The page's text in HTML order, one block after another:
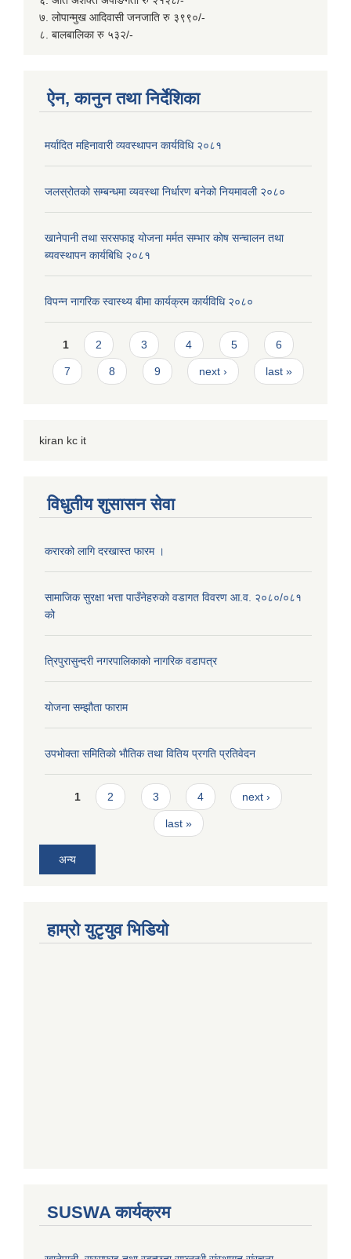
७. लोपान्मुख आदिवासी जनजाति रु ३९९०/-
८. बालबालिका रु ५३२/-
ऐन, कानुन तथा निर्देशिका
मर्यादित महिनावारी व्यवस्थापन कार्यविधि २०८१
जलस्रोतको सम्बन्धमा व्यवस्था निर्धारण बनेको नियमावली २०८०
खानेपानी तथा सरसफाइ योजना मर्मत सम्भार कोष सन्चालन तथा
ब्यवस्थापन कार्यबिधि २०८१
विपन्न नागरिक स्वास्थ्य बीमा कार्यक्रम कार्यविधि २०८०
Pages
1 2 3 4 5 6
7 8 9 next › last »
kiran kc it
विधुतीय शुसासन सेवा
करारको लागि दरखास्त फारम ।
सामाजिक सुरक्षा भत्ता पाउँनेहरुको वडागत विवरण आ.व. २०८०/०८१
को
त्रिपुरासुन्दरी नगरपालिकाको नागरिक वडापत्र
याेजना सम्झौता फाराम
उपभाेक्ता समितिकाे भाैतिक तथा वितिय प्रगति प्रतिवेदन
Pages
1 2 3 4 next ›
last »
अन्य
हाम्राे युटृयुव भिडियाे
SUSWA कार्यक्रम